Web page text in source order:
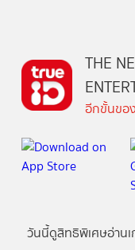
THE
อีกขั้นขอ
วันนี้ดูสิทธิพิเศษอ่าน